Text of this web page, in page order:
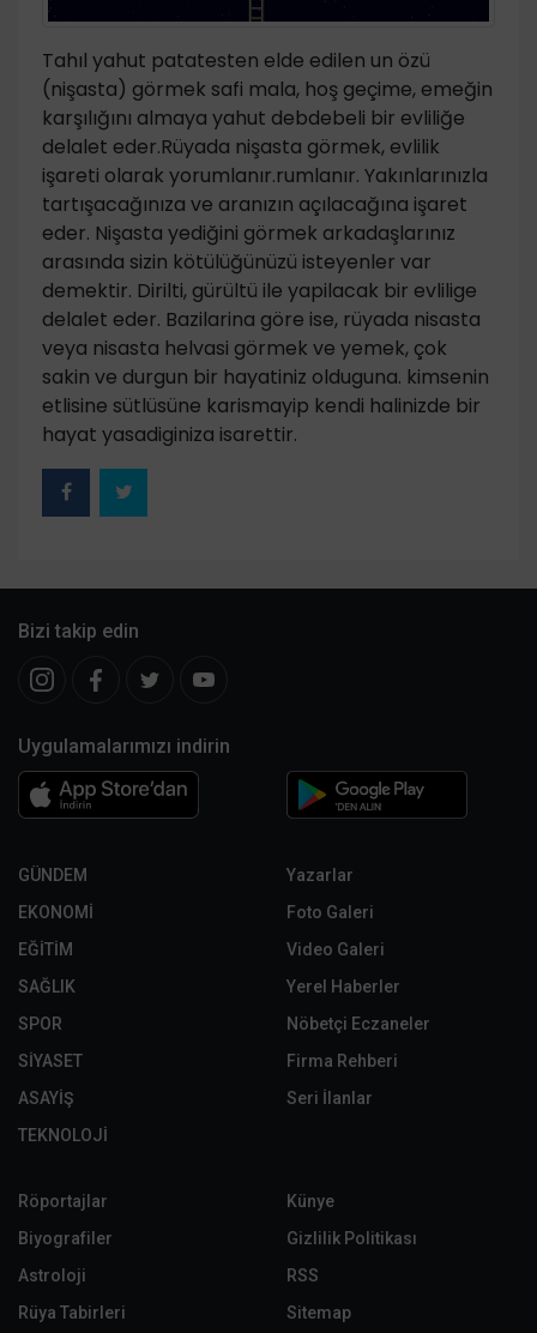
Tahıl yahut patatesten elde edilen un özü
(nişasta) görmek safi mala, hoş geçime, emeğin
karşılığını almaya yahut debdebeli bir evliliğe
delalet eder.Rüyada nişasta görmek, evlilik
işareti olarak yorumlanır.rumlanır. Yakınlarınızla
tartışacağınıza ve aranızın açılacağına işaret
eder. Nişasta yediğini görmek arkadaşlarınız
arasında sizin kötülüğünüzü isteyenler var
demektir. Dirilti, gürültü ile yapilacak bir evlilige
delalet eder. Bazilarina göre ise, rüyada nisasta
veya nisasta helvasi görmek ve yemek, çok
sakin ve durgun bir hayatiniz olduguna. kimsenin
etlisine sütlüsüne karismayip kendi halinizde bir
hayat yasadiginiza isarettir.
Bizi takip edin
Uygulamalarımızı indirin
GÜNDEM
EKONOMİ
EĞİTİM
SAĞLIK
SPOR
SİYASET
ASAYİŞ
TEKNOLOJİ
Yazarlar
Foto Galeri
Video Galeri
Yerel Haberler
Nöbetçi Eczaneler
Firma Rehberi
Seri İlanlar
Röportajlar
Biyografiler
Astroloji
Rüya Tabirleri
Künye
Gizlilik Politikası
RSS
Sitemap